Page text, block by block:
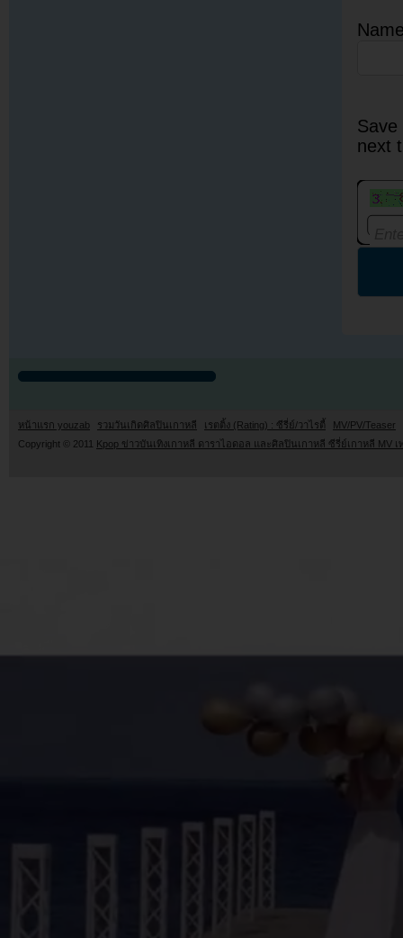
next
หน้าแรก youzab รวมวันเกิดศิลปินเกาหลี เรตติ้ง (Rating) : ซีรี่ย์/วาไรตี้
MV/PV/Teaser
Copyright © 2011 Kpop ข่าวบันเทิงเกาหลี ดาราไอดอล และศิลปินเกาหลี ซีรี่ย์เกาหลี MV